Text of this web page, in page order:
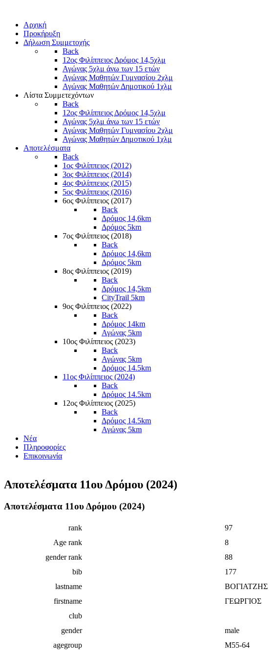
Αρχική
Προκήρυξη
Δήλωση Συμμετοχής
Back
12ος Φιλίππειος Δρόμος 14,5χλμ
Αγώνας 5χλμ άνω των 15 ετών
Αγώνας Μαθητών Γυμνασίου 2χλμ
Αγώνας Μαθητών Δημοτικού 1χλμ
Λίστα Συμμετεχόντων
Back
12ος Φιλίππειος Δρόμος 14,5χλμ
Αγώνας 5χλμ άνω των 15 ετών
Αγώνας Μαθητών Γυμνασίου 2χλμ
Αγώνας Μαθητών Δημοτικού 1χλμ
Αποτελέσματα
Back
1ος Φιλίππειος (2012)
3ος Φιλίππειος (2014)
4ος Φιλίππειος (2015)
5ος Φιλίππειος (2016)
6ος Φιλίππειος (2017)
Back
Δρόμος 14,6km
Δρόμος 5km
7ος Φιλίππειος (2018)
Back
Δρόμος 14,6km
Δρόμος 5km
8ος Φιλίππειος (2019)
Back
Δρόμος 14,5km
CityTrail 5km
9ος Φιλίππειος (2022)
Back
Δρόμος 14km
Αγώνας 5km
10ος Φιλίππειος (2023)
Back
Αγώνας 5km
Δρόμος 14.5km
11ος Φιλίππειος (2024)
Back
Δρόμος 14.5km
12ος Φιλίππειος (2025)
Back
Δρόμος 14.5km
Αγώνας 5km
Νέα
Πληροφορίες
Επικοινωνία
Αποτελέσματα 11ου Δρόμου (2024)
Αποτελέσματα 11ου Δρόμου (2024)
rank
97
Age rank
8
gender rank
88
bib
177
lastname
ΒΟΓΙΑΤΖΗΣ
firstname
ΓΕΩΡΓΙΟΣ
club
gender
male
agegroup
M55-64